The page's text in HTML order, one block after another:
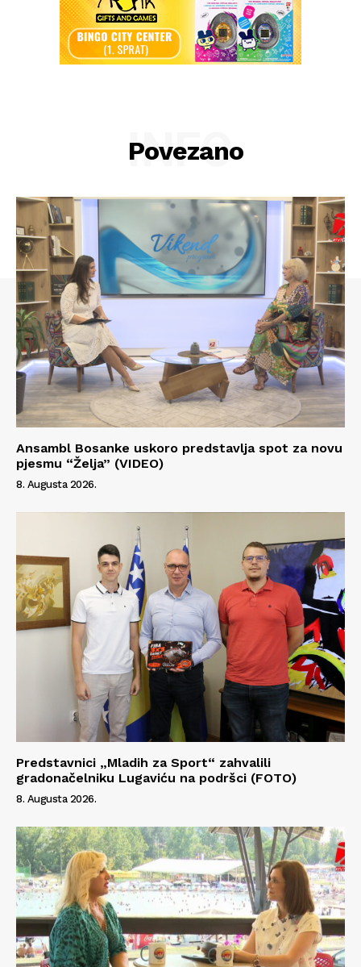
Info
O nama
Kontakt
Impressum
Povezano
INFO
Ansambl Bosanke uskoro predstavlja spot za novu
pjesmu “Želja” (VIDEO)
8. Augusta 2026.
Predstavnici „Mladih za Sport“ zahvalili
gradonačelniku Lugaviću na podršci (FOTO)
8. Augusta 2026.